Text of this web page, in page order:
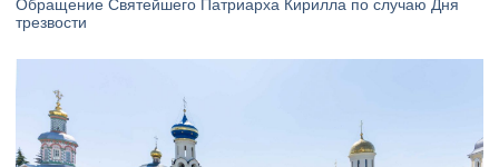
Обращение Святейшего Патриарха Кирилла по случаю Дня
трезвости